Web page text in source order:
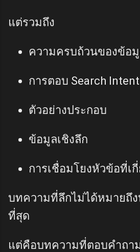
แต่รวมถึง
ความครบถ้วนของข้อ
การตอบ Search Intent
ตัวอย่างประกอบ
ข้อมูลเชิงลึก
การเชื่อมโยงหัวข้อที่เ
บทความที่ลึกไม่ได้หมายถึ
ที่สุด
แต่คือบทความที่ตอบคำถา